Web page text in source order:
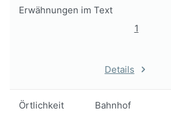
Erwähnungen im Text
1
Details
Örtlichkeit Bahnhof